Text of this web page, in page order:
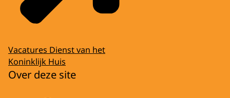
Vacatures Dienst van het
Koninklijk Huis
Over deze site